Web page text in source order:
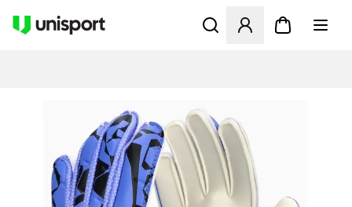
Öffnet ein neues Fenster